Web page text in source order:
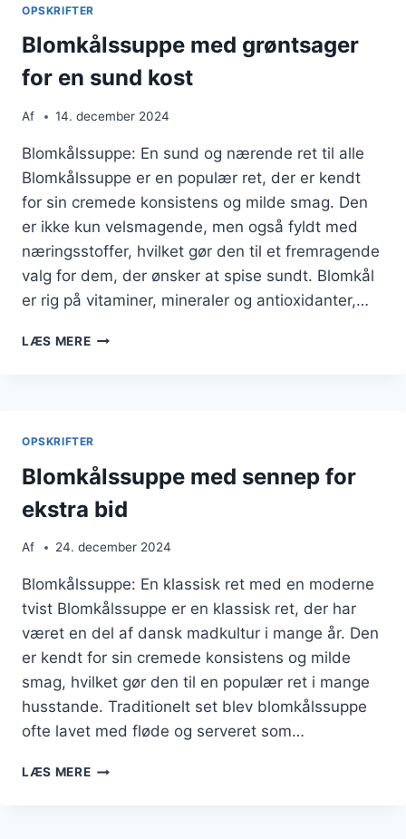
OPSKRIFTER
Blomkålssuppe med grøntsager
for en sund kost
Af 14. december 2024
Blomkålssuppe: En sund og nærende ret til alle
Blomkålssuppe er en populær ret, der er kendt
for sin cremede konsistens og milde smag. Den
er ikke kun velsmagende, men også fyldt med
næringsstoffer, hvilket gør den til et fremragende
valg for dem, der ønsker at spise sundt. Blomkål
er rig på vitaminer, mineraler og antioxidanter,…
LÆS MEREBLOMKÅLSSUPPE
OPSKRIFTER
Blomkålssuppe med sennep for
ekstra bid
Af 24. december 2024
Blomkålssuppe: En klassisk ret med en moderne
tvist Blomkålssuppe er en klassisk ret, der har
været en del af dansk madkultur i mange år. Den
er kendt for sin cremede konsistens og milde
smag, hvilket gør den til en populær ret i mange
husstande. Traditionelt set blev blomkålssuppe
ofte lavet med fløde og serveret som…
LÆS MEREBLOMKÅLSSUPPE